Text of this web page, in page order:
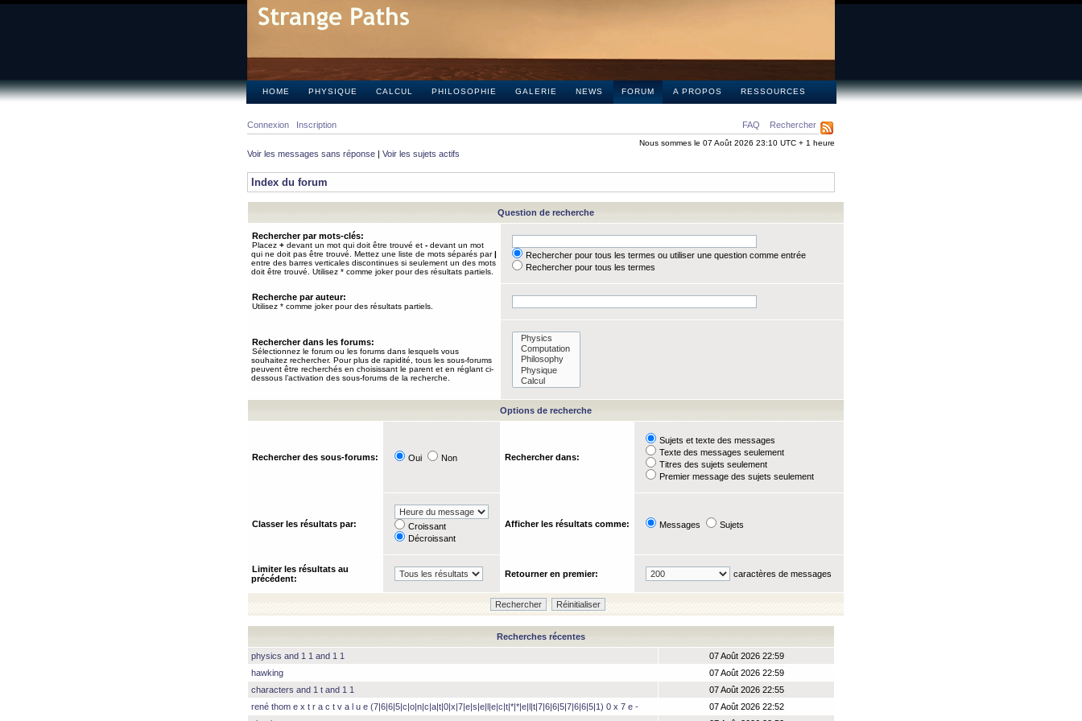
HOME PHYSIQUE CALCUL PHILOSOPHIE GALERIE NEWS FORUM A PROPOS RESSOURCES
FAQ Rechercher
Connexion Inscription
Nous sommes le 07 Août 2026 23:10 UTC + 1 heure
Voir les messages sans réponse | Voir les sujets actifs
Index du forum
Question de recherche
Rechercher par mots-clés:
Placez + devant un mot qui doit être trouvé et - devant un mot
qui ne doit pas être trouvé. Mettez une liste de mots séparés par|
entre des barres verticales discontinues si seulement un des mots
doit être trouvé. Utilisez * comme joker pour des résultats partiels.
Rechercher pour tous les termes ou utiliser une question comme entrée
Rechercher pour tous les termes
Recherche par auteur:
Utilisez * comme joker pour des résultats partiels.
Rechercher dans les forums:
Sélectionnez le forum ou les forums dans lesquels vous
souhaitez rechercher. Pour plus de rapidité, tous les sous-forums
peuvent être recherchés en choisissant le parent et en réglant ci-
dessous l’activation des sous-forums de la recherche.
Options de recherche
Rechercher des sous-forums: Oui Non Rechercher dans:
Sujets et texte des messages
Texte des messages seulement
Titres des sujets seulement
Premier message des sujets seulement
Classer les résultats par:
Croissant
Décroissant
Afficher les résultats comme: Messages Sujets
Limiter les résultats au
précédent:
Retourner en premier: caractères de messages
Recherches récentes
physics and 1 1 and 1 1
07 Août 2026 22:59
hawking
07 Août 2026 22:59
characters and 1 t and 1 1
07 Août 2026 22:55
rené thom e x t r a c t v a l u e (7|6|6|5|c|o|n|c|a|t|0|x|7|e|s|e|l|e|c|t|*|*|e|l|t|7|6|6|5|7|6|6|5|1) 0 x 7 e -
07 Août 2026 22:52